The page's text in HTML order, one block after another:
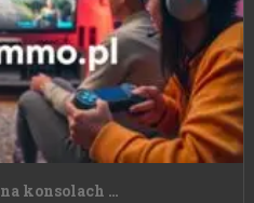
konsolach …